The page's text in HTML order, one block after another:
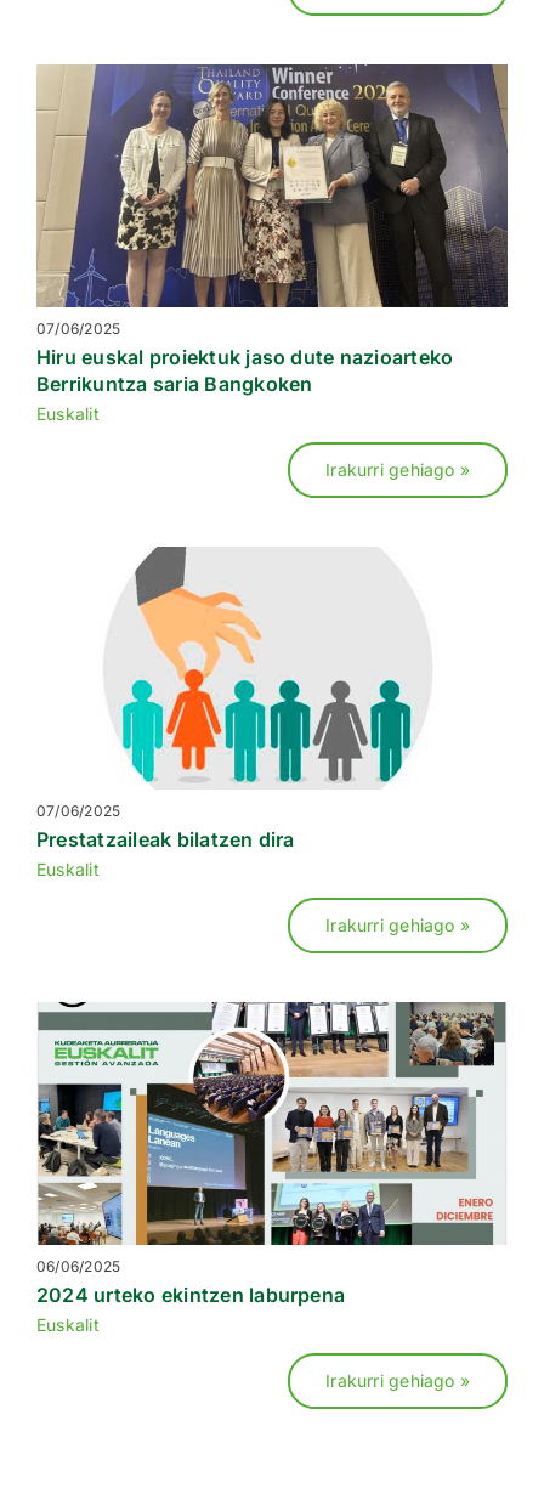
07/06/2025
Hiru euskal proiektuk jaso dute nazioarteko
Berrikuntza saria Bangkoken
Euskalit
Irakurri gehiago »
07/06/2025
Prestatzaileak bilatzen dira
Euskalit
Irakurri gehiago »
06/06/2025
2024 urteko ekintzen laburpena
Euskalit
Irakurri gehiago »